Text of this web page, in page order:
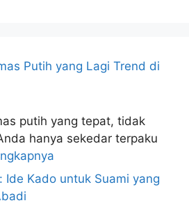
Putih yang Lagi Trend di
putih yang tepat, tidak
hanya sekedar terpaku
Ide Kado untuk Suami yang